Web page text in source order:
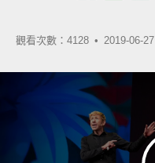
觀看次數：4128 • 2019-06-27